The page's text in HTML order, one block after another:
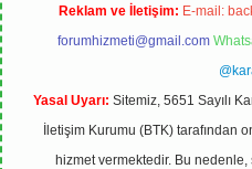
Reklam ve İletişim: E-mail:
forumhizmeti@gmail.com
Yasal Uyarı: Sitemiz, 5651 Sayılı
İletişim Kurumu (BTK) tarafından
hizmet vermektedir. Bu